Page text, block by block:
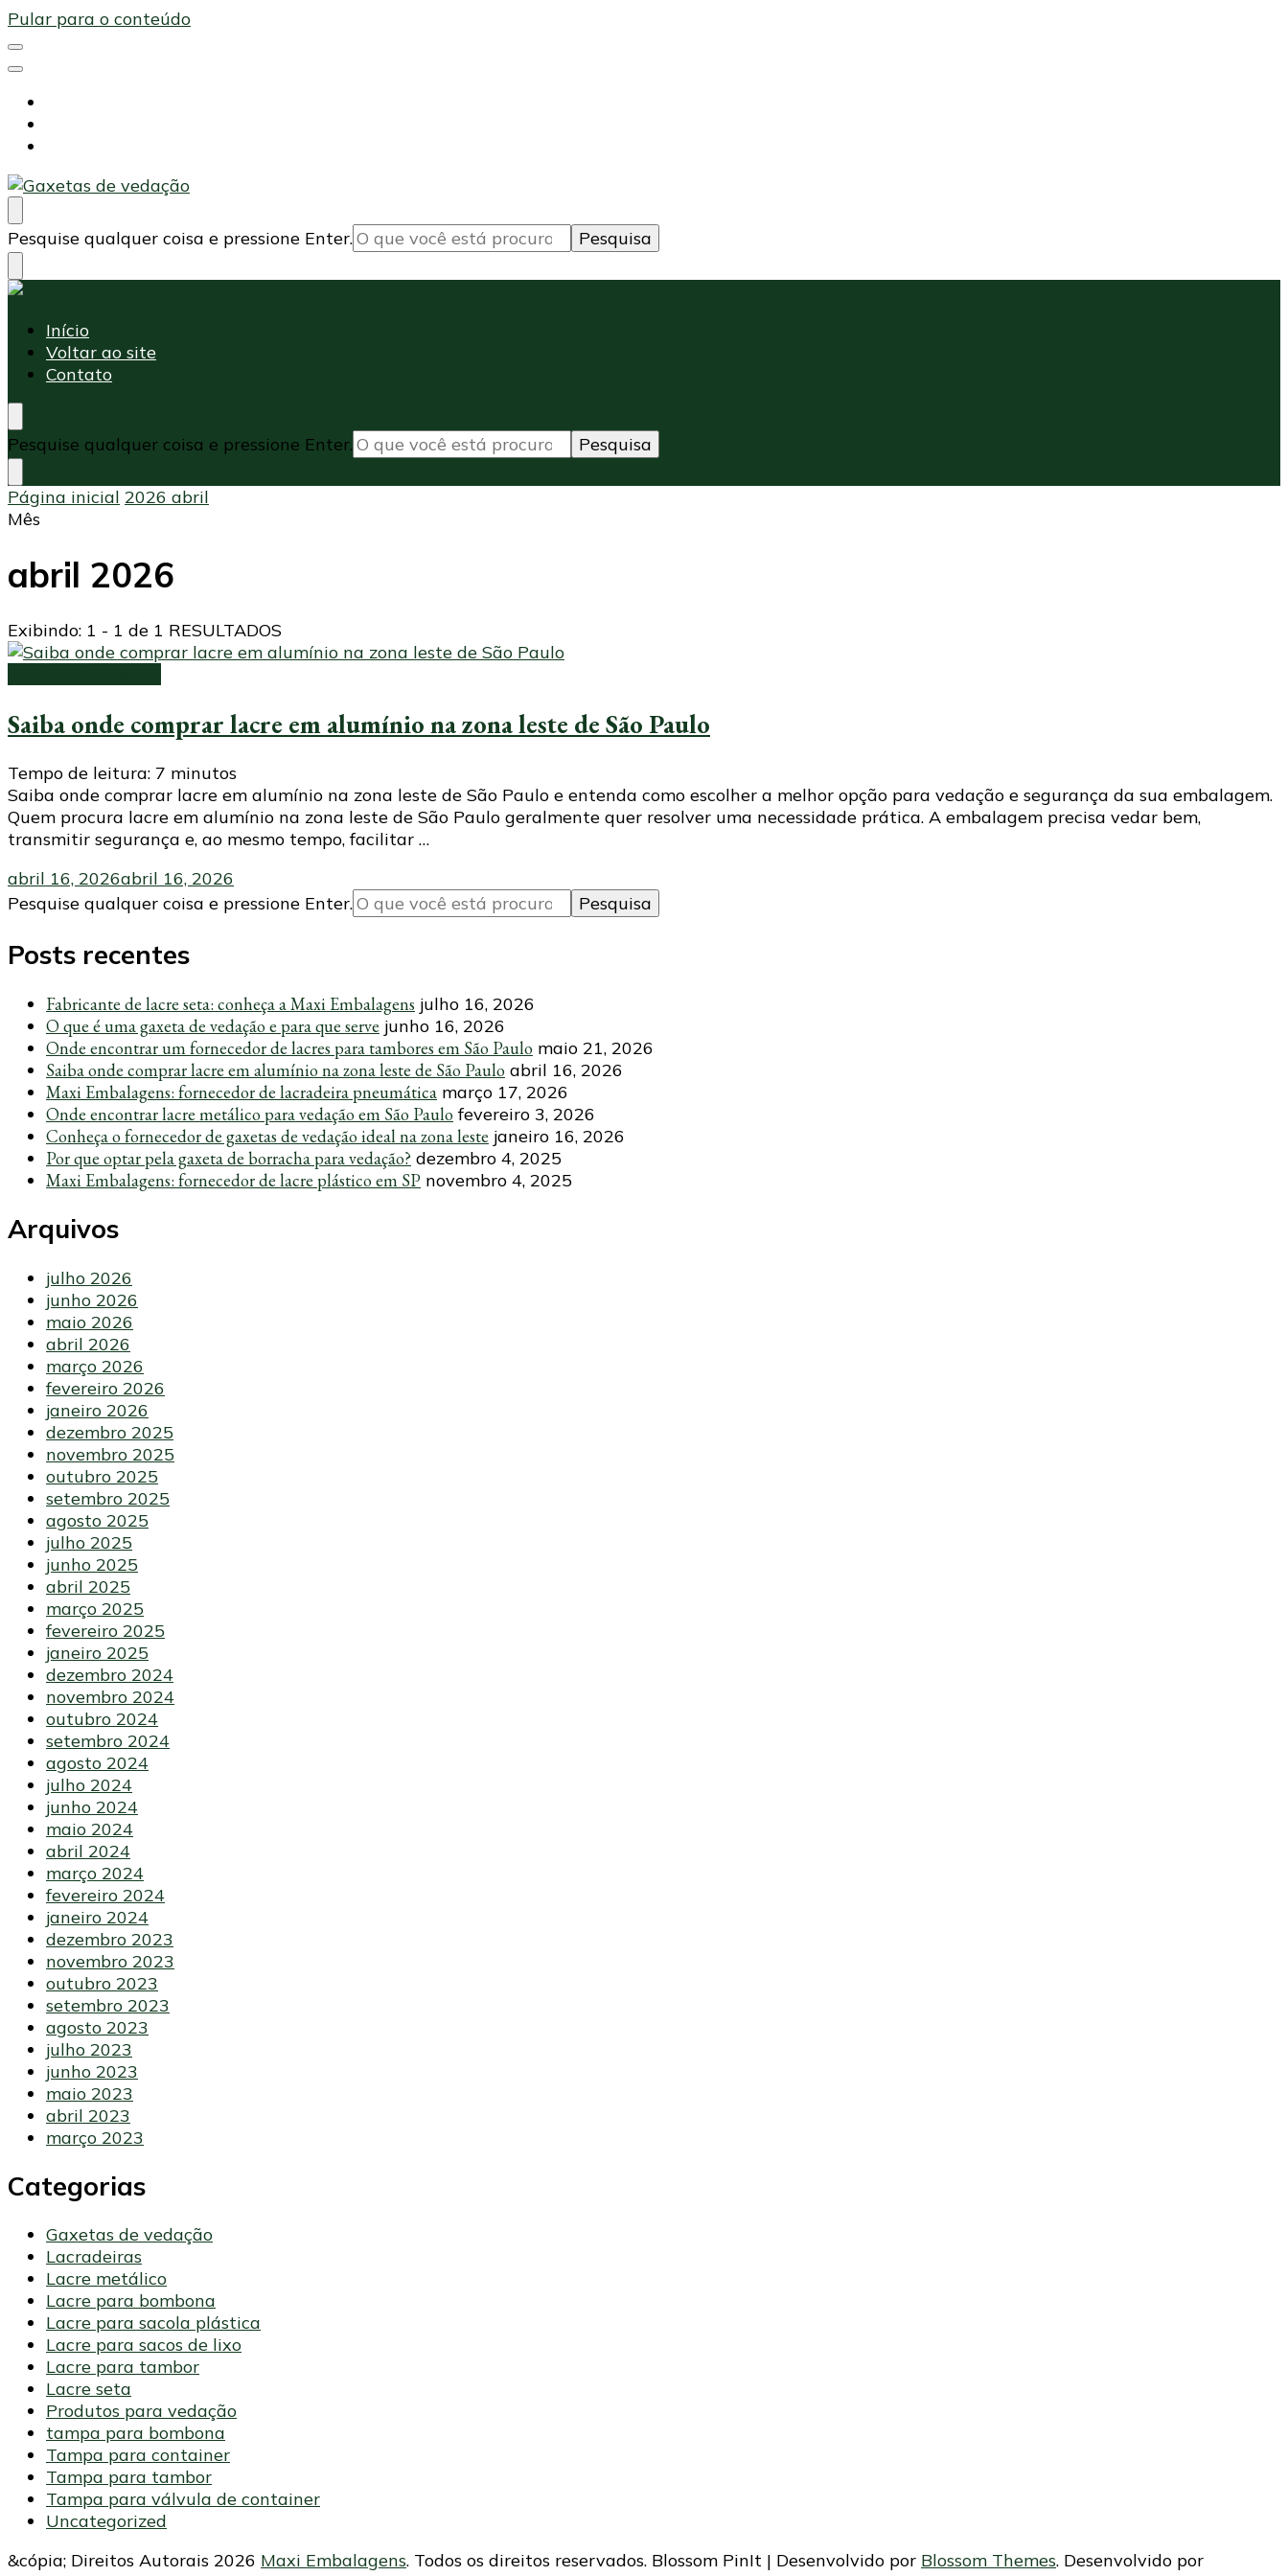
Pular para o conteúdo
Maxi Embalagens
Blog Maxi Embalagens
Procurando
algo?
Pesquise qualquer coisa e pressione Enter.
Maxi Embalagens
Blog Maxi Embalagens
Início
Voltar ao site
Contato
Procurando
algo?
Pesquise qualquer coisa e pressione Enter.
Página inicial 2026 abril
Mês
abril 2026
Exibindo: 1 - 1 de 1 RESULTADOS
Saiba onde comprar lacre em alumínio na zona leste de São Paulo
Tempo de leitura: 7 minutos
Saiba onde comprar lacre em alumínio na zona leste de São Paulo e entenda como escolher a melhor opção para vedação e segurança da sua embalagem.
Quem procura lacre em alumínio na zona leste de São Paulo geralmente quer resolver uma necessidade prática. A embalagem precisa vedar bem,
transmitir segurança e, ao mesmo tempo, facilitar …
abril 16, 2026abril 16, 2026
Procurando
Pesquise qualquer coisa e pressione Enter.
Posts recentes
Fabricante de lacre seta: conheça a Maxi Embalagens julho 16, 2026
O que é uma gaxeta de vedação e para que serve junho 16, 2026
Onde encontrar um fornecedor de lacres para tambores em São Paulo maio 21, 2026
Saiba onde comprar lacre em alumínio na zona leste de São Paulo abril 16, 2026
Maxi Embalagens: fornecedor de lacradeira pneumática março 17, 2026
Onde encontrar lacre metálico para vedação em São Paulo fevereiro 3, 2026
Conheça o fornecedor de gaxetas de vedação ideal na zona leste janeiro 16, 2026
Por que optar pela gaxeta de borracha para vedação? dezembro 4, 2025
Maxi Embalagens: fornecedor de lacre plástico em SP novembro 4, 2025
Arquivos
julho 2026
junho 2026
maio 2026
abril 2026
março 2026
fevereiro 2026
janeiro 2026
dezembro 2025
novembro 2025
outubro 2025
setembro 2025
agosto 2025
julho 2025
junho 2025
abril 2025
março 2025
fevereiro 2025
janeiro 2025
dezembro 2024
novembro 2024
outubro 2024
setembro 2024
agosto 2024
julho 2024
junho 2024
maio 2024
abril 2024
março 2024
fevereiro 2024
janeiro 2024
dezembro 2023
novembro 2023
outubro 2023
setembro 2023
agosto 2023
julho 2023
junho 2023
maio 2023
abril 2023
março 2023
Categorias
Gaxetas de vedação
Lacradeiras
Lacre metálico
Lacre para bombona
Lacre para sacola plástica
Lacre para sacos de lixo
Lacre para tambor
Lacre seta
Produtos para vedação
tampa para bombona
Tampa para container
Tampa para tambor
Tampa para válvula de container
Uncategorized
&cópia; Direitos Autorais 2026 Maxi Embalagens. Todos os direitos reservados. Blossom PinIt | Desenvolvido por Blossom Themes. Desenvolvido por